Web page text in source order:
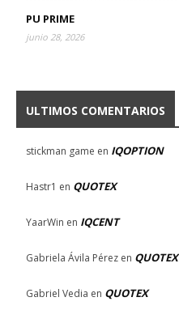
PU PRIME
junio 28, 2026
ULTIMOS COMENTARIOS
stickman game en IQOPTION
Hastr1 en QUOTEX
YaarWin en IQCENT
Gabriela Ávila Pérez en QUOTEX
Gabriel Vedia en QUOTEX